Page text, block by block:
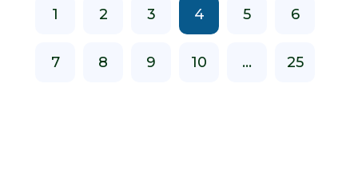
1 2 3 4 5 6
7 8 9 10 ... 25